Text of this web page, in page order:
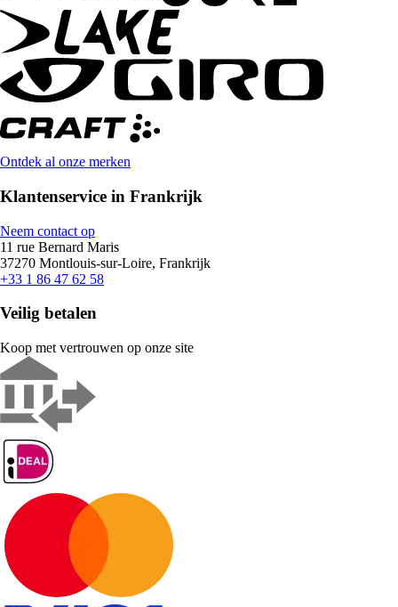
Ontdek al onze merken
Klantenservice in Frankrijk
Neem contact op
11 rue Bernard Maris
37270 Montlouis-sur-Loire, Frankrijk
+33 1 86 47 62 58
Veilig betalen
Koop met vertrouwen op onze site